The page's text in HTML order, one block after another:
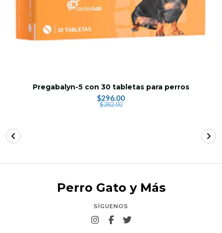
Pregabalyn-5 con 30 tabletas para perros
$296.00
$382.00
Perro Gato y Más
SÍGUENOS